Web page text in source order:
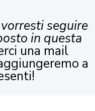
vorresti seguire
in questa
una mail
a